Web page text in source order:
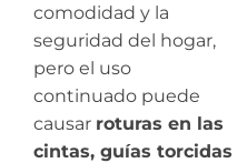
comodidad y la
seguridad del hogar,
pero el uso
continuado puede
causar roturas en las
cintas, guías torcidas